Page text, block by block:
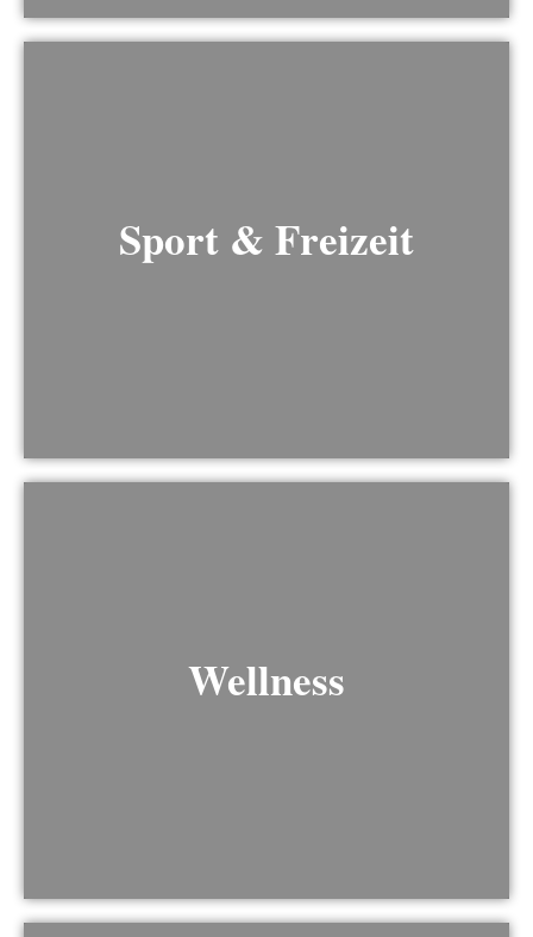
Sport & Freizeit
Wellness